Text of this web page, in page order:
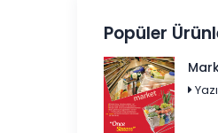
Popüler